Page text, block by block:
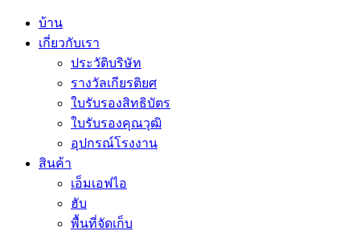
บ้าน
เกี่ยวกับเรา
ประวัติบริษัท
รางวัลเกียรติยศ
ใบรับรองสิทธิบัตร
ใบรับรองคุณวุฒิ
อุปกรณ์โรงงาน
สินค้า
เอ็มเอฟไอ
ฮับ
พื้นที่จัดเก็บ